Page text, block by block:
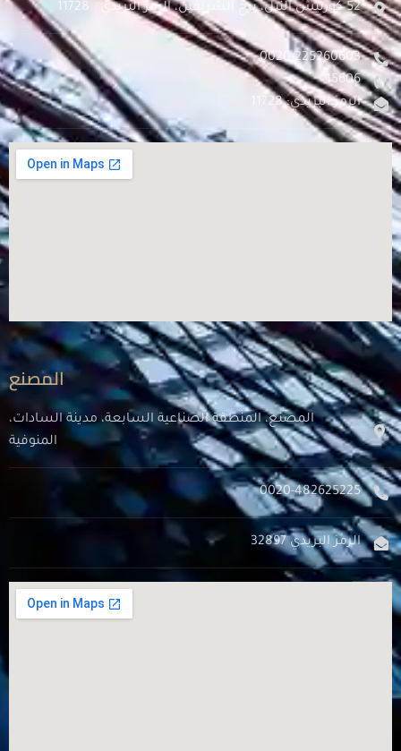
52 كورنيش النيل، برج الشريفين، الرمز البريدي : 11728
0020-225260603
15606
الرمز البريدي: 11728
المصنع
المصنع، المنطقة الصناعية السابعة، مدينة السادات،
المنوفية
0020-482625225
الرمز البريدي 32897